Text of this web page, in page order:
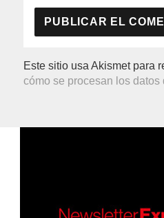
Este sitio usa Akismet para
cómo se procesan los datos